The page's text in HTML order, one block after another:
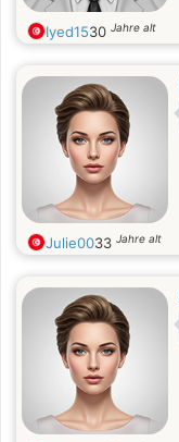
Iyed1530 Jahre alt
Julie0033 Jahre alt